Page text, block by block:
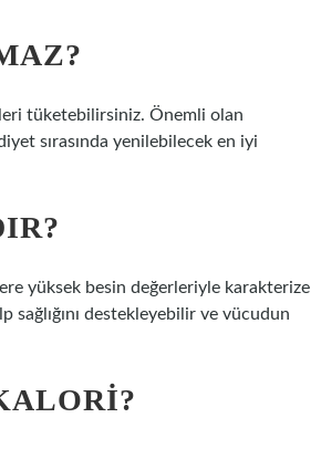
tüketebilirsiniz. Önemli olan
sırasında yenilebilecek en iyi
yüksek besin değerleriyle karakterize
sağlığını destekleyebilir ve vücudun